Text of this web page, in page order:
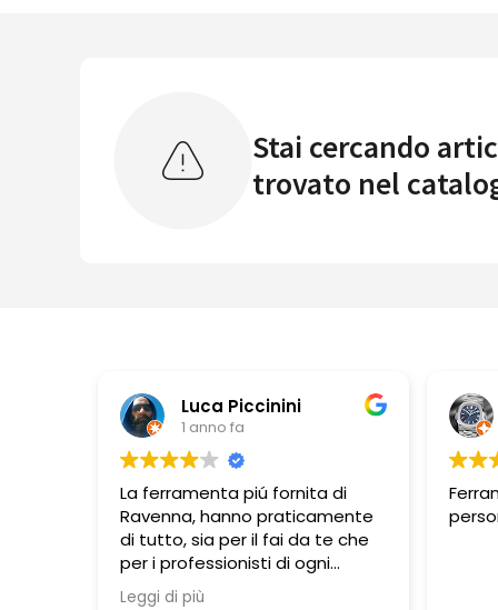
Stai cercando
trovato nel
Luca Piccinini
1 anno fa
La ferramenta piú fornita di
Ravenna, hanno praticamente
di tutto, sia per il fai da te che
per i professionisti di ogni
branca lavorativa. Si trovano
Leggi di più